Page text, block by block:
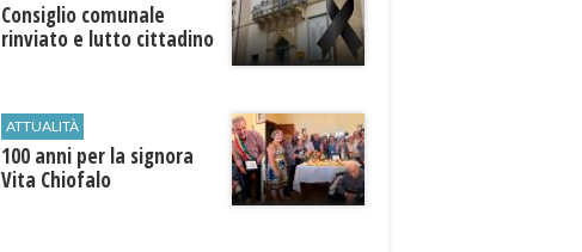
Consiglio comunale
rinviato e lutto cittadino
ATTUALITÀ
100 anni per la signora
Vita Chiofalo